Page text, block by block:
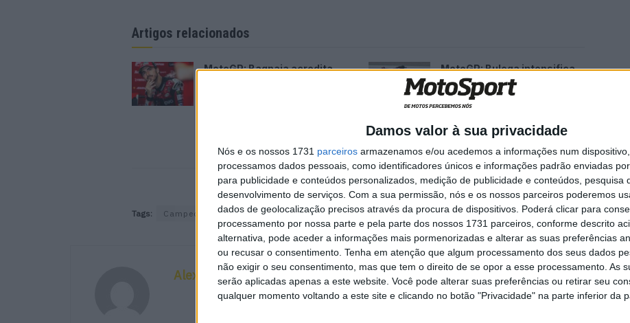
Damos valor à sua privacidade
Nós e os nossos 1731 parceiros armazenamos e/ou acedemos a informações num
processamos dados pessoais, como identificadores únicos e informações padrão enviadas
para publicidade e conteúdos personalizados, medição de publicidade e conteúdos, pesquisa
desenvolvimento de serviços. Com a sua permissão, nós e os nossos parceiros poderemos
dados de geolocalização precisos através da procura de dispositivos. Poderá clicar para
processamento por nossa parte e pela parte dos nossos 1731 parceiros, conforme descrito
alternativa, pode aceder a informações mais pormenorizadas e alterar as suas preferências
ou recusar o consentimento. Tenha em atenção que algum processamento dos seus dados
não exigir o seu consentimento, mas que tem o direito de se opor a esse processamento. As
serão aplicadas apenas a este website. Você pode alterar suas preferências ou retirar seu
qualquer momento voltando a este site e clicando no botão "Privacidade" na parte inferior da
Artigos relacionados
MotoGP: Bagnaia acredita
MotoGP: Bulega intensifica
desenvolvimento da Ducati
850 e já soma dez dias de
testes
Tags: Campeonato Espanhol de Velocidade Ivo Lopes
Alexandre Melo